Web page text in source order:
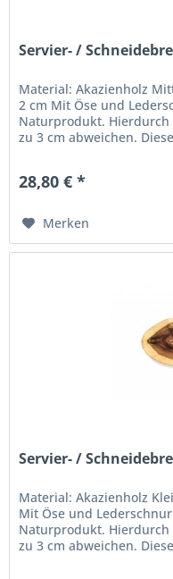
Servier- /
Material: Akazienholz
2 cm Mit Öse und
Naturprodukt. Hierdurch
zu 3 cm abweichen.
28,80 € *
Merken
Servier- /
Material: Akazienholz
Mit Öse und
Naturprodukt. Hierdurch
zu 3 cm abweichen.